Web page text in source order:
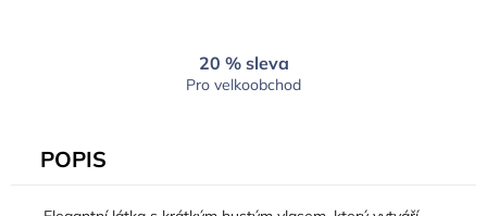
20 % sleva
Pro velkoobchod
POPIS